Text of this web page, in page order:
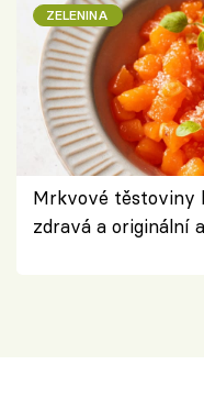
ZELENINA
Mrkvové těstoviny
zdravá a originální